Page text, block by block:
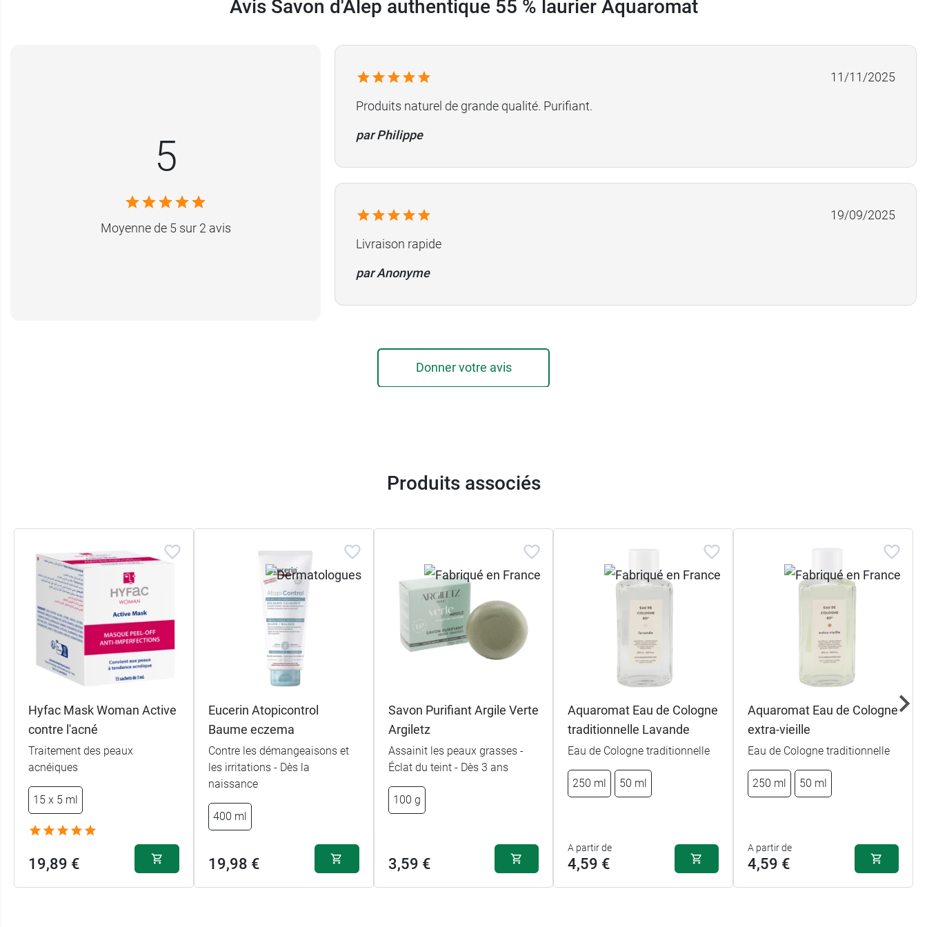
1 pain de savon d'Alep d'environ 180 g à l'emballage
Avis Savon d'Alep authentique 55 % laurier Aquaromat
5
Moyenne de 5 sur 2 avis
11/11/2025
Produits naturel de grande qualité. Purifiant.
par Philippe
19/09/2025
Livraison rapide
par Anonyme
Donner votre avis
Produits associés
Hyfac Mask Woman Active
contre l'acné
Traitement des peaux
acnéiques
15 x 5 ml
19,89 €
Eucerin Atopicontrol
Baume eczema
Contre les démangeaisons et
les irritations - Dès la
naissance
400 ml
19,98 €
Savon Purifiant Argile Verte
Argiletz
Assainit les peaux grasses -
Éclat du teint - Dès 3 ans
100 g
3,59 €
Aquaromat Eau de Cologne
traditionnelle Lavande
Eau de Cologne traditionnelle
250 ml 50 ml
A partir de
4,59 €
Aquaromat Eau de Cologne
extra-vieille
Eau de Cologne traditionnelle
250 ml 50 ml
A partir de
4,59 €